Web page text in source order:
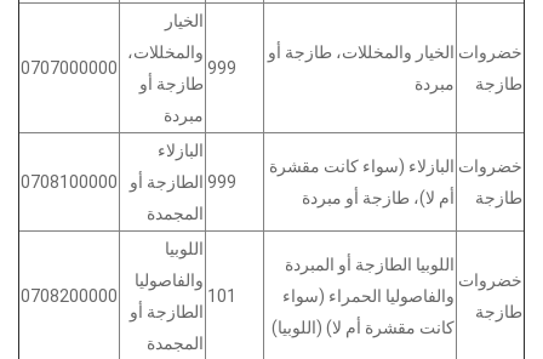
0707000000
الخيار
والمخللات،
طازجة أو
مبردة
999
الخيار والمخللات، طازجة أو
مبردة
خضروات
طازجة
0708100000
البازلاء
الطازجة أو
المجمدة
999
البازلاء (سواء كانت مقشرة
أم لا)، طازجة أو مبردة
خضروات
طازجة
0708200000
اللوبيا
والفاصوليا
الطازجة أو
المجمدة
101
اللوبيا الطازجة أو المبردة
والفاصوليا الحمراء (سواء
كانت مقشرة أم لا) (اللوبيا)
خضروات
طازجة